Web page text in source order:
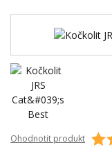
Ohodnotit produkt